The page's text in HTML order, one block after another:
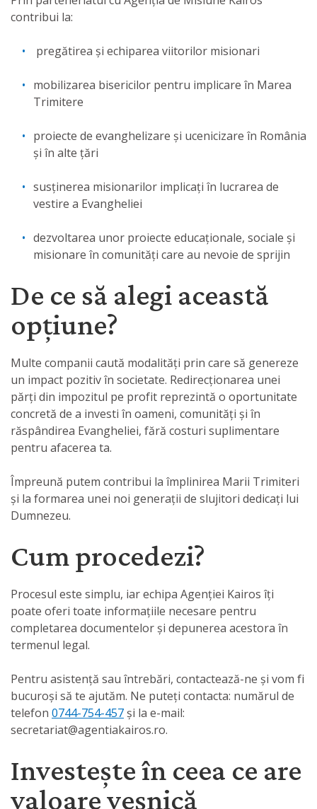
contribui la:
pregătirea și echiparea viitorilor misionari
mobilizarea bisericilor pentru implicare în Marea
Trimitere
proiecte de evanghelizare și ucenicizare în România
și în alte țări
susținerea misionarilor implicați în lucrarea de
vestire a Evangheliei
dezvoltarea unor proiecte educaționale, sociale și
misionare în comunități care au nevoie de sprijin
De ce să alegi această
opțiune?
Multe companii caută modalități prin care să genereze
un impact pozitiv în societate. Redirecționarea unei
părți din impozitul pe profit reprezintă o oportunitate
concretă de a investi în oameni, comunități și în
răspândirea Evangheliei, fără costuri suplimentare
pentru afacerea ta.
Împreună putem contribui la împlinirea Marii Trimiteri
și la formarea unei noi generații de slujitori dedicați lui
Dumnezeu.
Cum procedezi?
Procesul este simplu, iar echipa Agenției Kairos îți
poate oferi toate informațiile necesare pentru
completarea documentelor și depunerea acestora în
termenul legal.
Pentru asistență sau întrebări, contactează-ne și vom fi
bucuroși să te ajutăm. Ne puteți contacta: numărul de
telefon 0744-754-457 și la e-mail:
secretariat@agentiakairos.ro.
Investește în ceea ce are
valoare veșnică